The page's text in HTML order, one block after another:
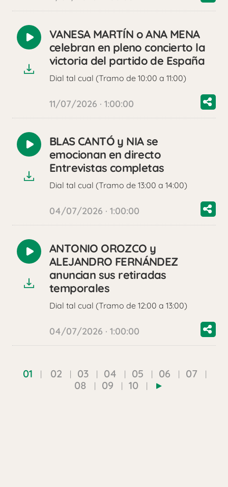
Reproducir
audio
VANESA MARTÍN o ANA MENA
celebran en pleno concierto la
victoria del partido de España
Dial tal cual (Tramo de 10:00 a 11:00)
11/07/2026 · 1:00:00
Reproducir
audio
BLAS CANTÓ y NIA se
emocionan en directo
Entrevistas completas
Dial tal cual (Tramo de 13:00 a 14:00)
04/07/2026 · 1:00:00
Reproducir
audio
ANTONIO OROZCO y
ALEJANDRO FERNÁNDEZ
anuncian sus retiradas
temporales
Dial tal cual (Tramo de 12:00 a 13:00)
04/07/2026 · 1:00:00
01 02 03 04 05 06
07
08
09 10